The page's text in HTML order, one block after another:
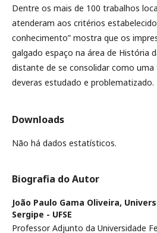
Dentre os mais de 100 trabalhos
atenderam aos critérios
conhecimento” mostra que os
galgado espaço na área de História
distante de se consolidar como
deveras estudado e problematizado.
Downloads
Não há dados estatísticos.
Biografia do Autor
João Paulo Gama Oliveira,
Sergipe - UFSE
Professor Adjunto da Universidade